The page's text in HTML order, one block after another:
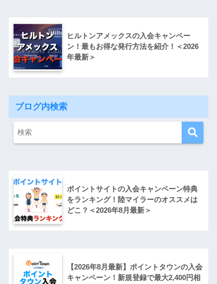
ヒルトンアメックスの入会キャンペー
ン！最もお得な発行方法を紹介！＜2026
年最新＞
ブログ内検索
ポイントサイトの入会キャンペーン特典
をランキング！陸マイラーのオススメは
どこ？＜2026年8月最新＞
【2026年8月最新】ポイントタウンの入会
キャンペーン！新規登録で最大2,400円相